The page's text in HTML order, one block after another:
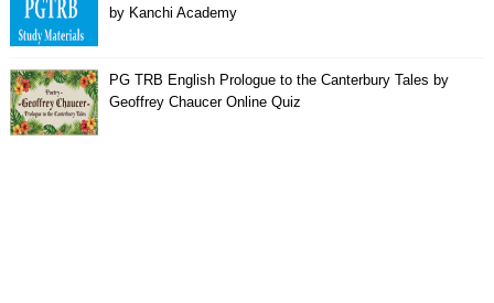
by Kanchi Academy
PG TRB English Prologue to the Canterbury Tales by
Geoffrey Chaucer Online Quiz